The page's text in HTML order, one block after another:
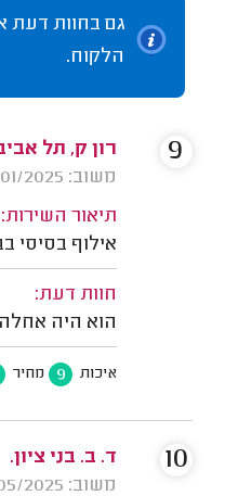
גם בחוות דעת
הלקוח.
רון ק, תל
משוב: 23/01/2025
תיאור השירות:
אילוף בסיסי
חוות דעת:
הוא היה
איכות 9 מחיר
9
ד. ב. בני ציון.
משוב: 29/05/2025
10